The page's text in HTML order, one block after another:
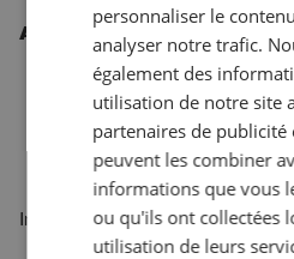
Autres produits
Insert 2,5mm, pour Pince à dénuder
personnaliser le
analyser notre trafic.
également des
utilisation de notre site
partenaires de publicité
peuvent les combiner
informations que vous
ou qu'ils ont collectées
utilisation de leurs